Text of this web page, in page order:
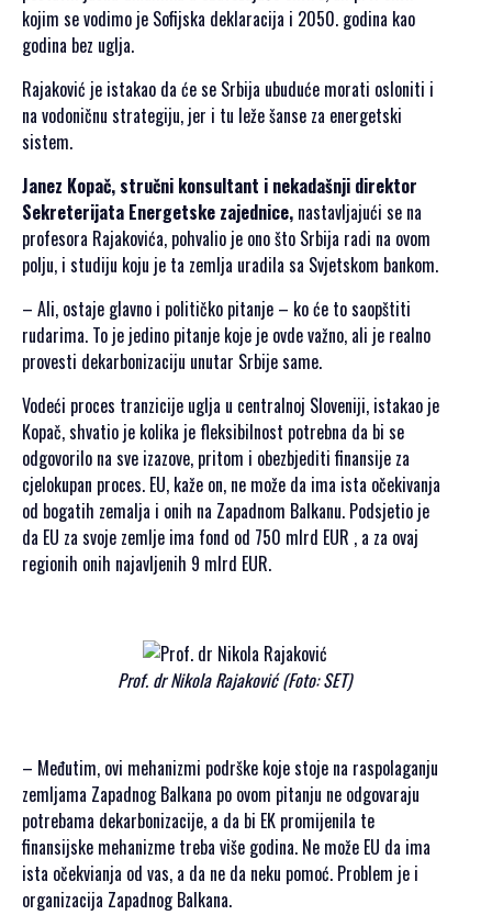
kojim se vodimo je Sofijska deklaracija i 2050. godina kao
godina bez uglja.
Rajaković je istakao da će se Srbija ubuduće morati osloniti i
na vodoničnu strategiju, jer i tu leže šanse za energetski
sistem.
Janez Kopač, stručni konsultant i nekadašnji direktor
Sekreterijata Energetske zajednice, nastavljajući se na
profesora Rajakovića, pohvalio je ono što Srbija radi na ovom
polju, i studiju koju je ta zemlja uradila sa Svjetskom bankom.
– Ali, ostaje glavno i političko pitanje – ko će to saopštiti
rudarima. To je jedino pitanje koje je ovde važno, ali je realno
provesti dekarbonizaciju unutar Srbije same.
Vodeći proces tranzicije uglja u centralnoj Sloveniji, istakao je
Kopač, shvatio je kolika je fleksibilnost potrebna da bi se
odgovorilo na sve izazove, pritom i obezbjediti finansije za
cjelokupan proces. EU, kaže on, ne može da ima ista očekivanja
od bogatih zemalja i onih na Zapadnom Balkanu. Podsjetio je
da EU za svoje zemlje ima fond od 750 mlrd EUR , a za ovaj
regionih onih najavljenih 9 mlrd EUR.
Prof. dr Nikola Rajaković (Foto: SET)
– Međutim, ovi mehanizmi podrške koje stoje na raspolaganju
zemljama Zapadnog Balkana po ovom pitanju ne odgovaraju
potrebama dekarbonizacije, a da bi EK promijenila te
finansijske mehanizme treba više godina. Ne može EU da ima
ista očekvianja od vas, a da ne da neku pomoć. Problem je i
organizacija Zapadnog Balkana.